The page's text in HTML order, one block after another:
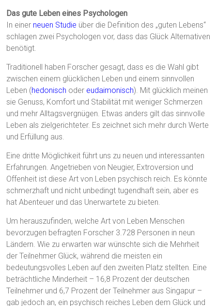
Das gute Leben eines Psychologen
In einer neuen Studie über die Definition des „guten Lebens“
schlagen zwei Psychologen vor, dass das Glück Alternativen
benötigt.
Traditionell haben Forscher gesagt, dass es die Wahl gibt
zwischen einem glücklichen Leben und einem sinnvollen
Leben (hedonisch oder eudaimonisch). Mit glücklich meinen
sie Genuss, Komfort und Stabilität mit weniger Schmerzen
und mehr Alltagsvergnügen. Etwas anders gilt das sinnvolle
Leben als zielgerichteter. Es zeichnet sich mehr durch Werte
und Erfüllung aus.
Eine dritte Möglichkeit führt uns zu neuen und interessanten
Erfahrungen. Angetrieben von Neugier, Extroversion und
Offenheit ist diese Art von Leben psychisch reich. Es könnte
schmerzhaft und nicht unbedingt tugendhaft sein, aber es
hat Abenteuer und das Unerwartete zu bieten.
Um herauszufinden, welche Art von Leben Menschen
bevorzugen befragten Forscher 3.728 Personen in neun
Ländern. Wie zu erwarten war wünschte sich die Mehrheit
der Teilnehmer Glück, während die meisten ein
bedeutungsvolles Leben auf den zweiten Platz stellten. Eine
beträchtliche Minderheit – 16,8 Prozent der deutschen
Teilnehmer und 6,7 Prozent der Teilnehmer aus Singapur –
gab jedoch an, ein psychisch reiches Leben dem Glück und